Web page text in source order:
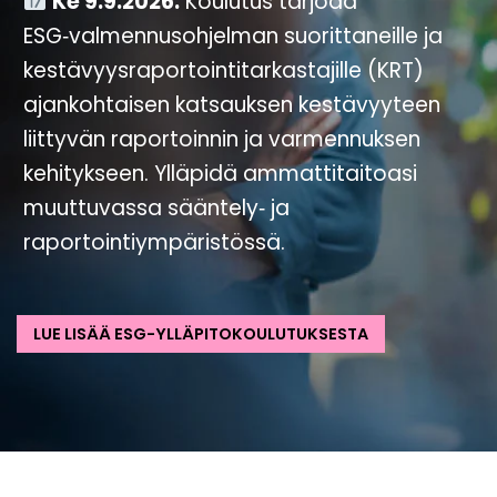
ESG‑valmennusohjelman suorittaneille ja
kestävyysraportointitarkastajille (KRT)
ajankohtaisen katsauksen kestävyyteen
liittyvän raportoinnin ja varmennuksen
kehitykseen. Ylläpidä ammattitaitoasi
muuttuvassa sääntely‑ ja
raportointiympäristössä.
LUE LISÄÄ ESG-YLLÄPITOKOULUTUKSESTA